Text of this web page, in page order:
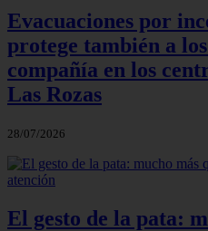
Evacuaciones por
protege también a
compañía en los
Las Rozas
28/07/2026
El gesto de la pata: